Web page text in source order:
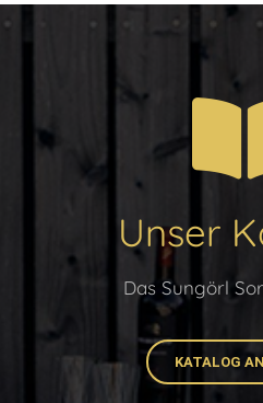
Unser
Das Sungörl
KATALOG